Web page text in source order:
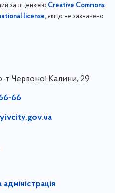
за ліцензією Creative Commons
license, якщо не зазначено
т Червоної Калини, 29
66